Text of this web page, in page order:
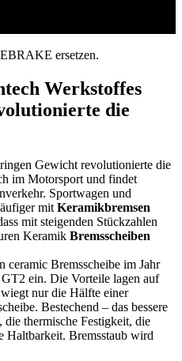
Werkstoffes
die
Gewicht revolutionierte die
im Motorsport und findet
Sportwagen und
mit Keramikbremsen
mit steigenden Stückzahlen
Keramik Bremsscheiben
ceramic Bremsscheibe im Jahr
ein. Die Vorteile lagen auf
wiegt nur die Hälfte einer
Bestechend – das bessere
thermische Festigkeit, die
Haltbarkeit. Bremsstaub wird